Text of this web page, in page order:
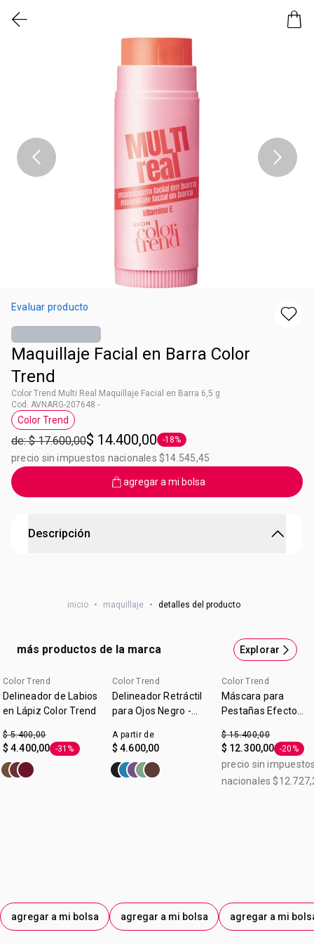
Evaluar producto
Maquillaje Facial en Barra Color
Trend
Color Trend Multi Real Maquillaje Facial en Barra 6,5 g
Cod. AVNARG-207648 -
Etiqueta Color Trend
Color Trend
de: $ 17.600,00$ 14.400,00 Etiqueta -18%
-18%
precio sin impuestos nacionales $14.545,45
agregar a mi bolsa
Descripción
mejillas y labios listos en una pasada! Maquillaje facial en
rubor con acabado mate satinado. • cobertura construible.
• textura no pegajosa y sensación ligera. • se desliza
fácilmente al aplicar. aroma a durazno con mantequilla de
mango y derivado de vitamina e fórmula cremosa
inicio • maquillaje • detalles del producto
más productos de la marca Explorar
Color Trend
Delineador de Labios
en Lápiz Color Trend
$ 5.400,00
$ 4.400,00 Etiqueta -31%
-31%
agregar a mi bolsa
Color Trend
Delineador Retráctil
para Ojos Negro -
A partir de
$ 4.600,00
agregar a mi bolsa
Color Trend
Máscara para
Pestañas Efecto
Longitud Color
Chocolate 7g
$ 15.400,00
$ 12.300,00 Etiqueta
-20%
precio sin
nacionales
agregar a mi